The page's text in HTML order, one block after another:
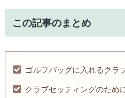
この記事のまとめ
ゴルフバッグに入れるクラ
クラブセッティングのため